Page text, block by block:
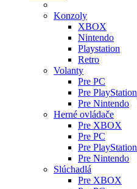
Konzoly
XBOX
Nintendo
Playstation
Retro
Volanty
Pre PC
Pre PlayStation
Pre Nintendo
Herné ovládače
Pre XBOX
Pre PC
Pre PlayStation
Pre Nintendo
Slúchadlá
Pre XBOX